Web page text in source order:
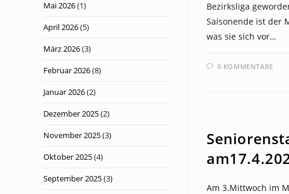
Bezirksliga
Saisonende ist der
was sie sich vor…
0 KOMMENTARE
Am 3.Mittwoch im
Mai 2026(1)
April 2026(5)
März 2026(3)
Februar 2026(8)
Januar 2026(2)
Dezember 2025(2)
November 2025(3)
Oktober 2025(4)
September 2025(3)